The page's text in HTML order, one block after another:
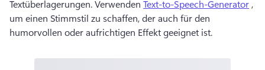
Textüberlagerungen. Verwenden Text-to-Speech-Generator ,
um einen Stimmstil zu schaffen, der auch für den
humorvollen oder aufrichtigen Effekt geeignet ist.